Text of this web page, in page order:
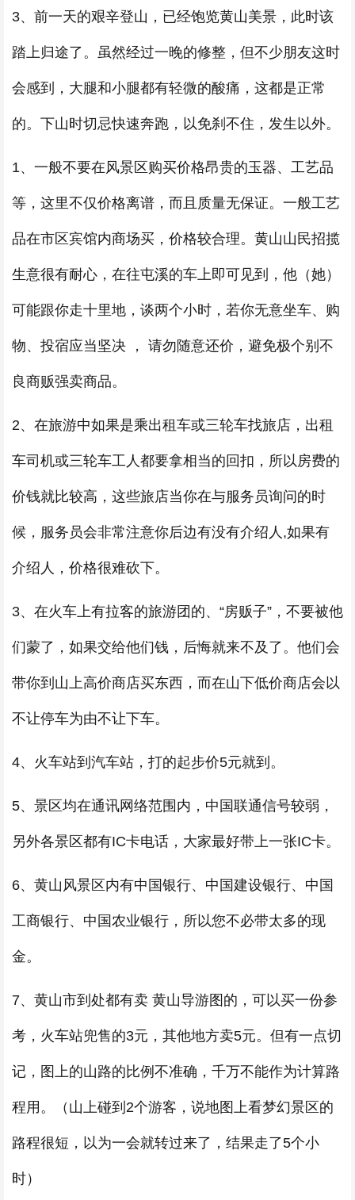
3、前一天的艰辛登山，已经饱览黄山美景，此时该
踏上归途了。虽然经过一晚的修整，但不少朋友这时
会感到，大腿和小腿都有轻微的酸痛，这都是正常
的。下山时切忌快速奔跑，以免刹不住，发生以外。
1、一般不要在风景区购买价格昂贵的玉器、工艺品
等，这里不仅价格离谱，而且质量无保证。一般工艺
品在市区宾馆内商场买，价格较合理。黄山山民招揽
生意很有耐心，在往屯溪的车上即可见到，他（她）
可能跟你走十里地，谈两个小时，若你无意坐车、购
物、投宿应当坚决 ， 请勿随意还价，避免极个别不
良商贩强卖商品。
2、在旅游中如果是乘出租车或三轮车找旅店，出租
车司机或三轮车工人都要拿相当的回扣，所以房费的
价钱就比较高，这些旅店当你在与服务员询问的时
候，服务员会非常注意你后边有没有介绍人,如果有
介绍人，价格很难砍下。
3、在火车上有拉客的旅游团的、“房贩子”，不要被他
们蒙了，如果交给他们钱，后悔就来不及了。他们会
带你到山上高价商店买东西，而在山下低价商店会以
不让停车为由不让下车。
4、火车站到汽车站，打的起步价5元就到。
5、景区均在通讯网络范围内，中国联通信号较弱，
另外各景区都有IC卡电话，大家最好带上一张IC卡。
6、黄山风景区内有中国银行、中国建设银行、中国
工商银行、中国农业银行，所以您不必带太多的现
金。
7、黄山市到处都有卖 黄山导游图的，可以买一份参
考，火车站兜售的3元，其他地方卖5元。但有一点切
记，图上的山路的比例不准确，千万不能作为计算路
程用。（山上碰到2个游客，说地图上看梦幻景区的
路程很短，以为一会就转过来了，结果走了5个小
时）